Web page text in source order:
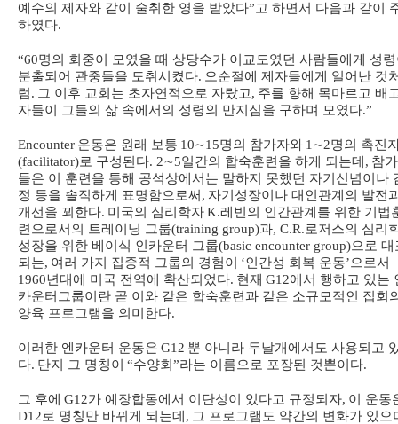
예수의 제자와 같이 술취한 영을 받았다”고 하면서 다음과 같이
하였다.
“60명의 회중이 모였을 때 상당수가 이교도였던 사람들에게 성
분출되어 관중들을 도취시켰다. 오순절에 제자들에게 일어난 것
럼. 그 이후 교회는 초자연적으로 자랐고, 주를 향해 목마르고 배
자들이 그들의 삶 속에서의 성령의 만지심을 구하며 모였다.”
Encounter 운동은 원래 보통 10∼15명의 참가자와 1 ∼2명의 촉진
(facilitator)로 구성된다. 2∼5일간의 합숙훈련을 하게 되는데 , 참
들은 이 훈련을 통해 공석상에서는 말하지 못했던 자기신념이나
정 등을 솔직하게 표명함으로써 , 자기성장이나 대인관계의 발전
개선을 꾀한다. 미국의 심리학자K.레빈의 인간관계를 위한 기법
련으로서의 트레이닝 그룹(training group)과, C.R.로저스의 심리
성장을 위한 베이식 인카운터 그룹(basic encounter group)으로 대
되는, 여러 가지 집중적 그룹의 경험이 ‘인간성 회복 운동’으로서
1960년대에 미국 전역에 확산되었다. 현재 G12에서 행하고 있는
카운터그룹이란 곧 이와 같은 합숙훈련과 같은 소규모적인 집회
양육 프로그램을 의미한다.
이러한 엔카운터 운동은 G12 뿐 아니라 두날개에서도 사용되고
다. 단지 그 명칭이 “수양회 ”라는 이름으로 포장된 것뿐이다.
그 후에 G12가 예장합동에서 이단성이 있다고 규정되자, 이 운동
D12로 명칭만 바뀌게 되는데 , 그 프로그램도 약간의 변화가 있으